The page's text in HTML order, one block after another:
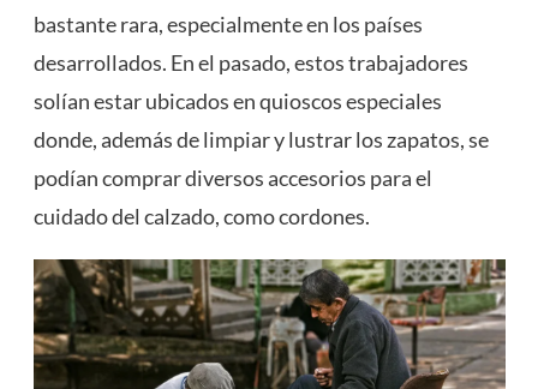
bastante rara, especialmente en los países
desarrollados. En el pasado, estos trabajadores
solían estar ubicados en quioscos especiales
donde, además de limpiar y lustrar los zapatos, se
podían comprar diversos accesorios para el
cuidado del calzado, como cordones.